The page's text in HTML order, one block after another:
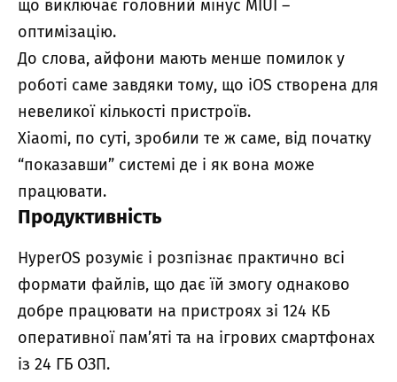
що виключає головний мінус MIUI –
оптимізацію.
До слова, айфони мають менше помилок у
роботі саме завдяки тому, що iOS створена для
невеликої кількості пристроїв.
Xiaomi, по суті, зробили те ж саме, від початку
“показавши” системі де і як вона може
працювати.
Продуктивність
HyperOS розуміє і розпізнає практично всі
формати файлів, що дає їй змогу однаково
добре працювати на пристроях зі 124 КБ
оперативної пам’яті та на ігрових смартфонах
із 24 ГБ ОЗП.